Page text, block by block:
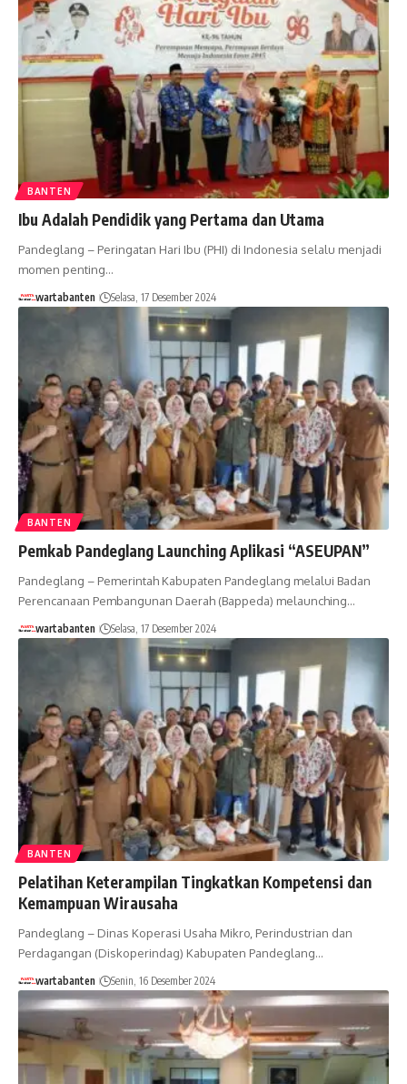
BANTEN
Ibu Adalah Pendidik yang Pertama dan Utama
Pandeglang – Peringatan Hari Ibu (PHI) di Indonesia selalu menjadi
momen penting…
wartabanten Selasa, 17 Desember 2024
BANTEN
Pemkab Pandeglang Launching Aplikasi “ASEUPAN”
Pandeglang – Pemerintah Kabupaten Pandeglang melalui Badan
Perencanaan Pembangunan Daerah (Bappeda) melaunching…
wartabanten Selasa, 17 Desember 2024
BANTEN
Pelatihan Keterampilan Tingkatkan Kompetensi dan
Kemampuan Wirausaha
Pandeglang – Dinas Koperasi Usaha Mikro, Perindustrian dan
Perdagangan (Diskoperindag) Kabupaten Pandeglang…
wartabanten Senin, 16 Desember 2024